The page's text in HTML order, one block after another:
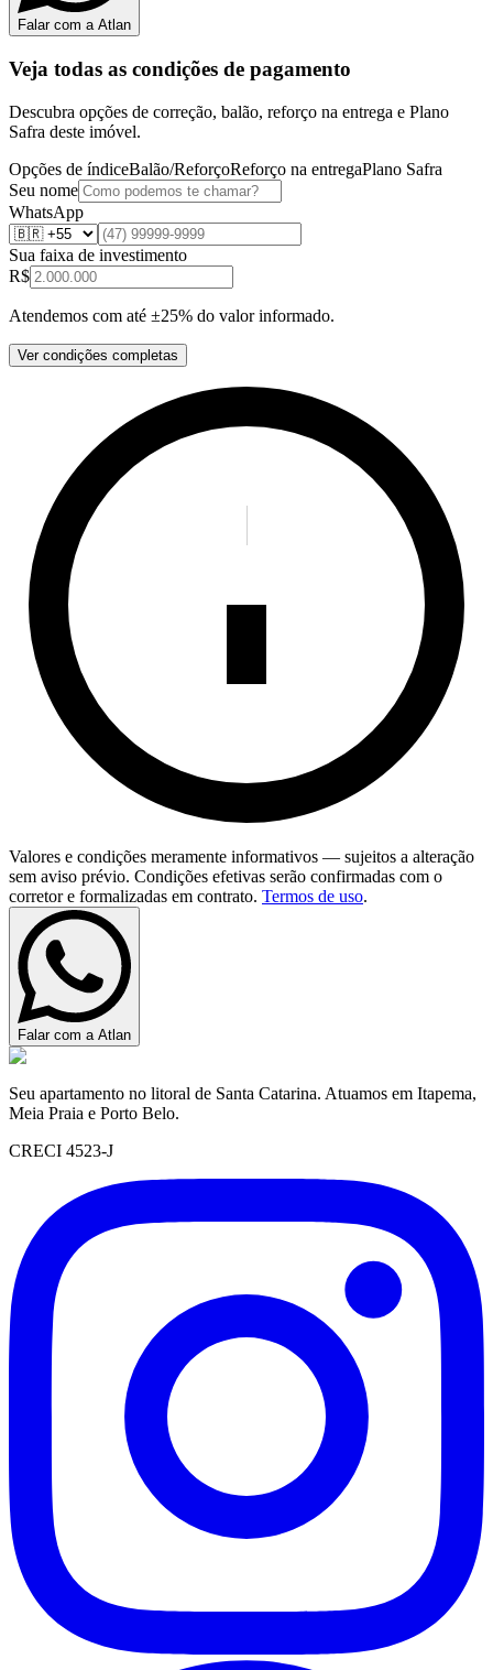
Falar com a Atlan
Veja todas as condições de pagamento
Descubra opções de correção, balão, reforço na entrega e Plano
Safra deste imóvel.
Opções de índiceBalão/ReforçoReforço na entregaPlano Safra
Seu nome
WhatsApp
Sua faixa de investimento
R$
Atendemos com até ±25% do valor informado.
Ver condições completas
Valores e condições meramente informativos — sujeitos a alteração
sem aviso prévio. Condições efetivas serão confirmadas com o
corretor e formalizadas em contrato. Termos de uso.
Falar com a Atlan
Seu apartamento no litoral de Santa Catarina. Atuamos em Itapema,
Meia Praia e Porto Belo.
CRECI 4523-J